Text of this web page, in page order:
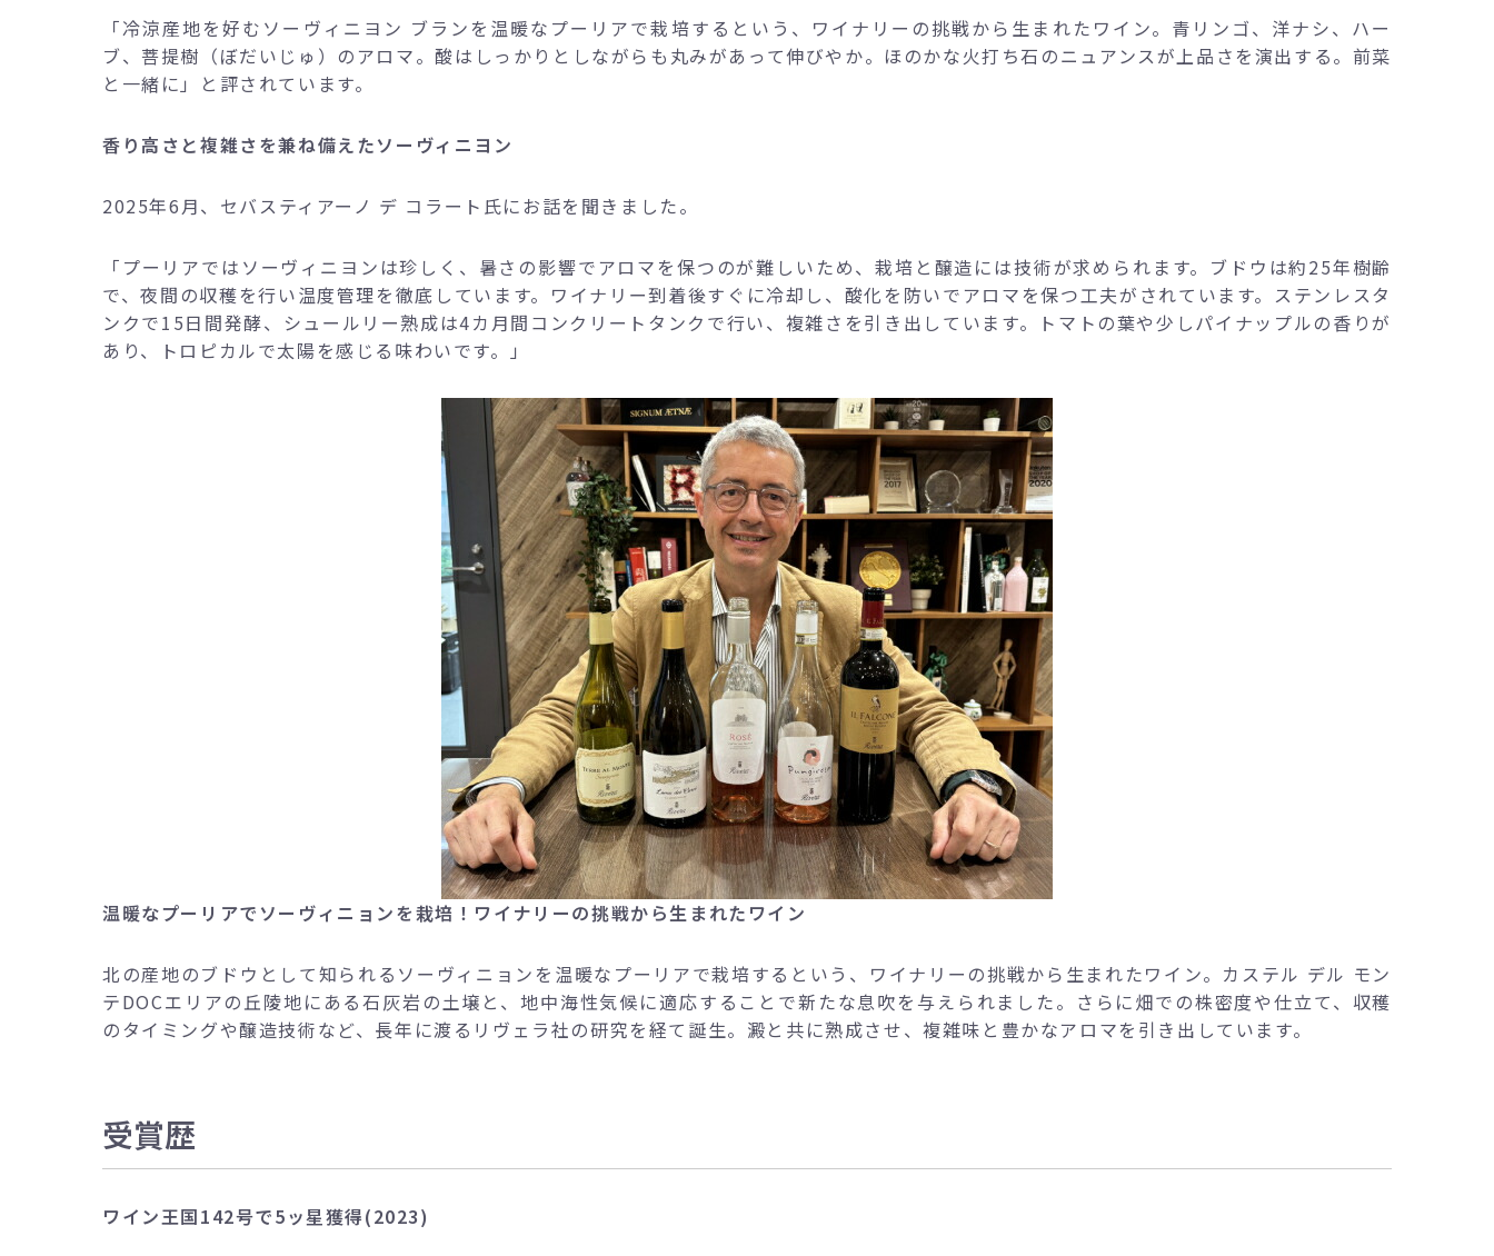
「冷涼産地を好むソーヴィニヨン ブランを温暖なプーリアで栽培するという、ワイナリーの挑戦から生まれたワイン。青リンゴ、洋ナシ、ハー
ブ、菩提樹（ぼだいじゅ）のアロマ。酸はしっかりとしながらも丸みがあって伸びやか。ほのかな火打ち石のニュアンスが上品さを演出する。前菜
と一緒に」と評されています。
香り高さと複雑さを兼ね備えたソーヴィニヨン
2025年6月、セバスティアーノ デ コラート氏にお話を聞きました。
「プーリアではソーヴィニヨンは珍しく、暑さの影響でアロマを保つのが難しいため、栽培と醸造には技術が求められます。ブドウは約25年樹齢
で、夜間の収穫を行い温度管理を徹底しています。ワイナリー到着後すぐに冷却し、酸化を防いでアロマを保つ工夫がされています。ステンレスタ
ンクで15日間発酵、シュールリー熟成は4カ月間コンクリートタンクで行い、複雑さを引き出しています。トマトの葉や少しパイナップルの香りが
あり、トロピカルで太陽を感じる味わいです。」
温暖なプーリアでソーヴィニョンを栽培！ワイナリーの挑戦から生まれたワイン
北の産地のブドウとして知られるソーヴィニョンを温暖なプーリアで栽培するという、ワイナリーの挑戦から生まれたワイン。カステル デル モン
テDOCエリアの丘陵地にある石灰岩の土壌と、地中海性気候に適応することで新たな息吹を与えられました。さらに畑での株密度や仕立て、収穫
のタイミングや醸造技術など、長年に渡るリヴェラ社の研究を経て誕生。澱と共に熟成させ、複雑味と豊かなアロマを引き出しています。
受賞歴
ワイン王国142号で5ッ星獲得(2023)